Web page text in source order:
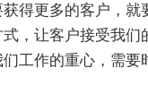
得更多的客户，就
，让客户接受我们
工作的重心，需要